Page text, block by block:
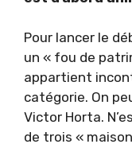
Pour lancer le
un « fou de
appartient
catégorie. On
Victor Horta.
de trois «